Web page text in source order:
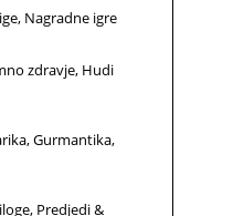
Nagradne igre
zdravje Hudi
Gurmantika
Predjedi &